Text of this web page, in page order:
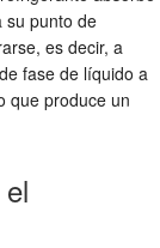
su punto de
es decir, a
fase de líquido a
que produce un